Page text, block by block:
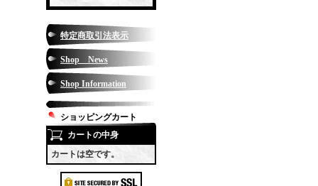
特定商取引法表示
Shop News
Shop Information
ショッピングカート
カートの中身
カートは空です。